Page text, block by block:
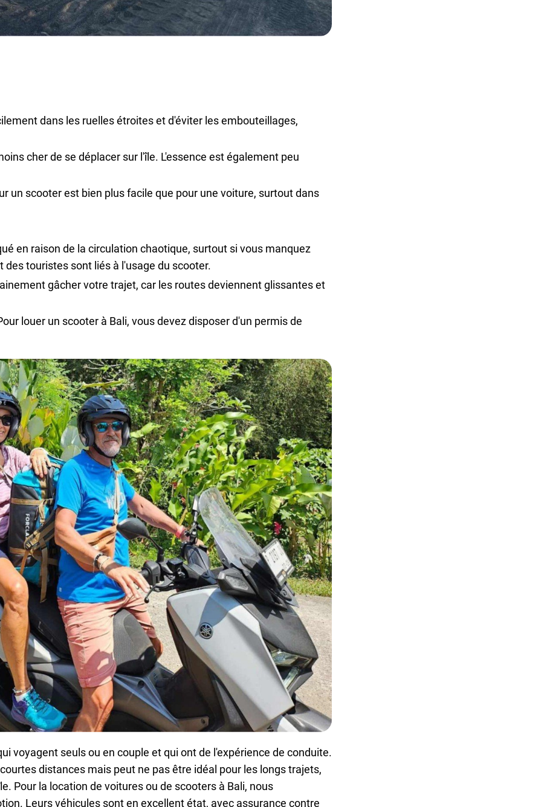
dans les ruelles étroites et d'éviter les embouteillages,
cher de se déplacer sur l'île. L'essence est également peu
un scooter est bien plus facile que pour une voiture, surtout dans
en raison de la circulation chaotique, surtout si vous manquez
touristes sont liés à l'usage du scooter.
gâcher votre trajet, car les routes deviennent glissantes et
louer un scooter à Bali, vous devez disposer d'un permis de
voyagent seuls ou en couple et qui ont de l'expérience de conduite.
distances mais peut ne pas être idéal pour les longs trajets,
Pour la location de voitures ou de scooters à Bali, nous
. Leurs véhicules sont en excellent état, avec assurance contre